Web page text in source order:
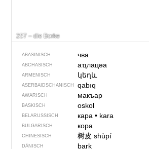
257 – die Borke
ABASINISCH чва
ABCHASISCH аҵлацәа
ARMENISCH կեղև
ASERBAIDSCHANISCH qabıq
AWARISCH макъар
BASKISCH oskol
BELARUSSISCH кара• kara
BULGARISCH кора
CHINESISCH 树皮shùpí
DÄNISCH bark